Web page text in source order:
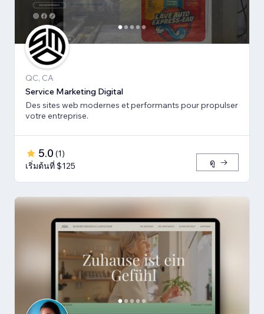
QC, CA
Service Marketing Digital
Des sites web modernes et performants pour propulser
votre entreprise.
5.0 (1)
เริ่มต้นที่ $125
ดู